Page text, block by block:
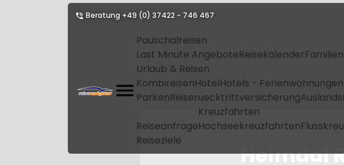
Beratung +49 (0) 37422 - 746 467
Pauschalreisen
Last Minute AngeboteReisekalender
Urlaub & Reisen
KombireisenHotelHotels -
ParkenReiseruecktrittversicherung
Reiseanfrage
Kreuzfahrten
Hochseekreuzfahrten
Reiseziele
Heimdal